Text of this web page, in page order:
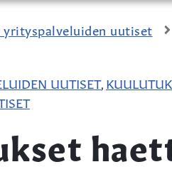
ALAVALIKKO
uutiset
UUTISET,